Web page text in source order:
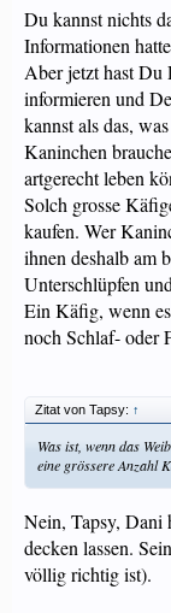
Du kannst nichts
Informationen
Aber jetzt hast Du
informieren und
kannst als das,
Kaninchen
artgerecht leben
Solch grosse
kaufen. Wer
ihnen deshalb am
Unterschlüpfen
Ein Käfig, wenn
noch Schlaf- oder
Zitat von Tapsy: ↑
Was ist, wenn das
eine grössere Anzahl
Nein, Tapsy, Dani
decken lassen.
völlig richtig ist).